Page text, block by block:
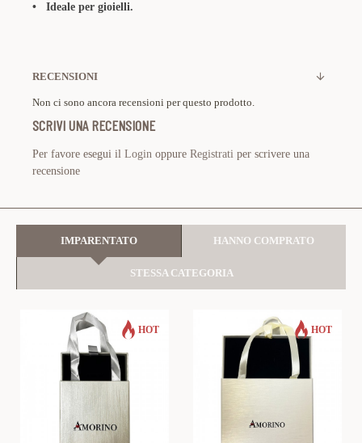
• Ideale per gioielli.
RECENSIONI
Non ci sono ancora recensioni per questo prodotto.
SCRIVI UNA RECENSIONE
Per favore esegui il Login oppure Registrati per scrivere una
recensione
IMPARENTATO HANNO COMPRATO
STESSA CATEGORIA
HOT HOT